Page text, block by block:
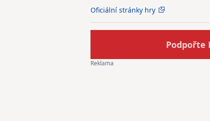
Oficiální stránky hry
Podpořte